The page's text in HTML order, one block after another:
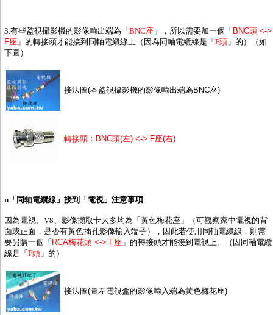
3.有些監視攝影機的影像輸出端為「 BNC座 」，所以需要加一個「 BNC頭 <->
F座 」的轉接頭才能接到同軸電纜線上（因為同軸電纜線是「 F頭 」的）（如
下圖）
接法圖(本監視攝影機的影像輸出端為BNC座)
轉接頭：BNC頭(左) <-> F座(右)
n 「同軸電纜線」接到「電視」注意事項
因為電視、V8、影像擷取卡大多均為「黃色梅花座」
（可觀察家中電視的背
面或正面，是否有黃色插孔影像輸入端子）
，因此若使用同軸電纜線，則需
要另購一個「 RCA梅花頭 <-> F座 」的轉接頭才能接到電視上。（因同軸電纜
線是「 F頭 」的）
接法圖(圖左電視盒的影像輸入端為黃色梅花座)